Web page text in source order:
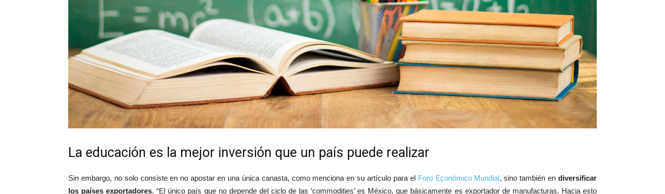
La educación es la mejor inversión que un país puede realizar
Sin embargo, no solo consiste en no apostar en una única canasta, como menciona en su artículo para el Foro Económico Mundial, sino también endiversificar
los países exportadores. “El único país que no depende del ciclo de las ‘commodities’ es México, que básicamente es exportador de manufacturas. Hacia esto